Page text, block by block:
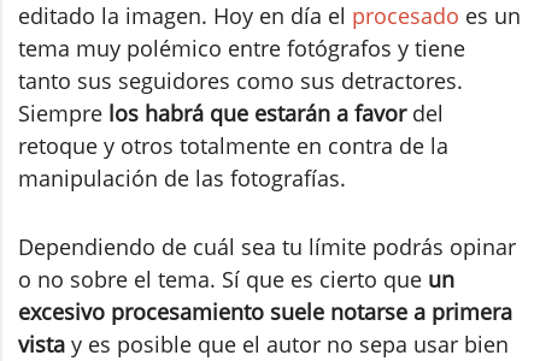
editado la imagen. Hoy en día el procesado es un
tema muy polémico entre fotógrafos y tiene
tanto sus seguidores como sus detractores.
Siempre los habrá que estarán a favordel
retoque y otros totalmente en contra de la
manipulación de las fotografías.
Dependiendo de cuál sea tu límite podrás opinar
o no sobre el tema. Sí que es cierto que un
excesivo procesamiento suele notarse a primera
vista y es posible que el autor no sepa usar bien